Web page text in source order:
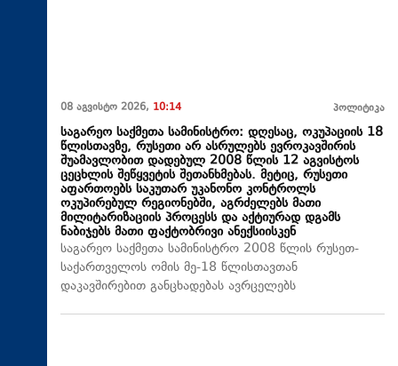
08 აგვისტო 2026, 10:14 პოლიტიკა
საგარეო საქმეთა სამინისტრო: დღესაც, ოკუპაციის 18
წლისთავზე, რუსეთი არ ასრულებს ევროკავშირის
შუამავლობით დადებულ 2008 წლის 12 აგვისტოს
ცეცხლის შეწყვეტის შეთანხმებას. მეტიც, რუსეთი
აფართოებს საკუთარ უკანონო კონტროლს
ოკუპირებულ რეგიონებში, აგრძელებს მათი
მილიტარიზაციის პროცესს და აქტიურად დგამს
ნაბიჯებს მათი ფაქტობრივი ანექსიისკენ
საგარეო საქმეთა სამინისტრო 2008 წლის რუსეთ-
საქართველოს ომის მე-18 წლისთავთან
დაკავშირებით განცხადებას ავრცელებს